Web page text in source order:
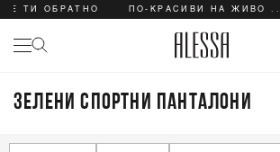
ТИ ОБРАТНО ПО-КРАСИВИ НА ЖИВО
ЗЕЛЕНИ СПОРТНИ ПАНТАЛОНИ